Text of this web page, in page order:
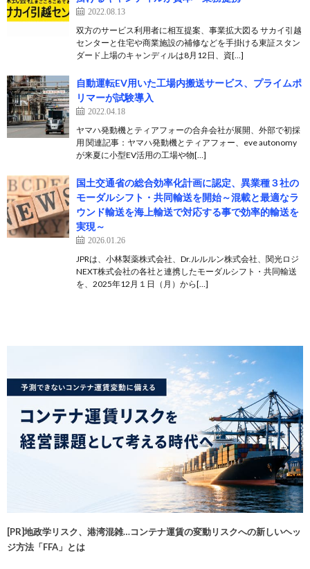
2022.08.13
双方のサービス利用者に相互提案、事業拡大図る サカイ引越
センターと住宅や商業施設の補修などを手掛ける東証スタン
ダード上場のキャンディルは8月12日、資[…]
自動運転EV用いた工場内搬送サービス、プライムポ
リマーが試験導入
2022.04.18
ヤマハ発動機とティアフォーの合弁会社が展開、外部で初採
用 関連記事：ヤマハ発動機とティアフォー、eve autonomy
が来夏に小型EV活用の工場や物[…]
国土交通省の総合効率化計画に認定、異業種３社の
モーダルシフト・共同輸送を開始～混載と最適なラ
ウンド輸送を海上輸送で対応する事で効率的輸送を
実現～
2026.01.26
JPRは、小林製薬株式会社、Dr.ルルルン株式会社、関光ロジ
NEXT株式会社の各社と連携したモーダルシフト・共同輸送
を、2025年12月１日（月）から[…]
[PR]地政学リスク、港湾混雑…コンテナ運賃の変動リスクへの新しいヘッ
ジ方法「FFA」とは